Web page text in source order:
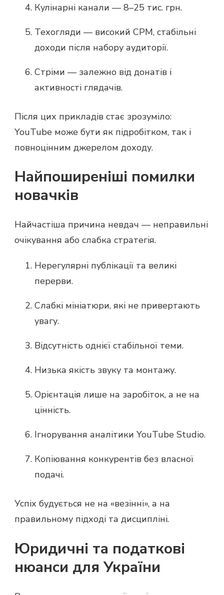
Кулінарні канали — 8–25 тис. грн.
Техогляди — високий CPM, стабільні
доходи після набору аудиторії.
Стріми — залежно від донатів і
активності глядачів.
Після цих прикладів стає зрозуміло:
YouTube може бути як підробітком, так і
повноцінним джерелом доходу.
Найпоширеніші помилки
новачків
Найчастіша причина невдач — неправильні
очікування або слабка стратегія.
Нерегулярні публікації та великі
перерви.
Слабкі мініатюри, які не привертають
увагу.
Відсутність однієї стабільної теми.
Низька якість звуку та монтажу.
Орієнтація лише на заробіток, а не на
цінність.
Ігнорування аналітики YouTube Studio.
Копіювання конкурентів без власної
подачі.
Успіх будується не на «везінні», а на
правильному підході та дисципліні.
Юридичні та податкові
нюанси для України